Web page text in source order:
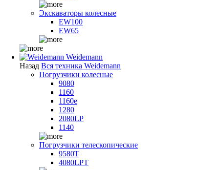
Экскаваторы колесные
EW100
EW65
Weidemann
Назад Вся техника Weidemann
Погрузчики колесные
9080
1160
1160e
1280
2080LP
1140
Погрузчики телескопические
9580T
4080LPT